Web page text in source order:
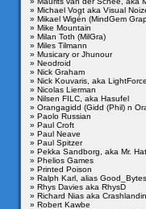
» Michael Vogt aka Visual
» Mikael Wigén (MindGem
» Mike Mountain
» Milan Toth (MilGra)
» Miles Tilmann
» Musicary or Jhunour
» Neodroid
» Nick Graham
» Nick Kouvaris, aka LightForce
» Nicolas Lierman
» Nilsen FILC, aka Hasufel
» Orangagidd (Gidd (Phil) n
» Paolo Russian
» Paul Croft
» Paul Neave
» Paul Spitzer
» Pekka Sandborg, aka Mr. Hat
» Phelios Games
» Printed Poison
» Ralph Karl, alias Good_Bytes
» Rhys Davies aka RhysD
» Richard Nias aka
» Robert Kawbe